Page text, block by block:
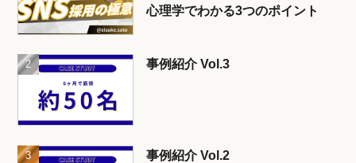
心理学でわかる3つのポイント
事例紹介 Vol.3
事例紹介 Vol.2